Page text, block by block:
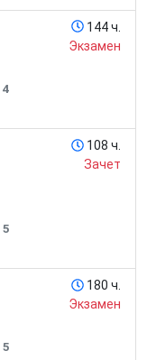
144 ч.
Экзамен
4
108 ч.
Зачет
5
180 ч.
Экзамен
5